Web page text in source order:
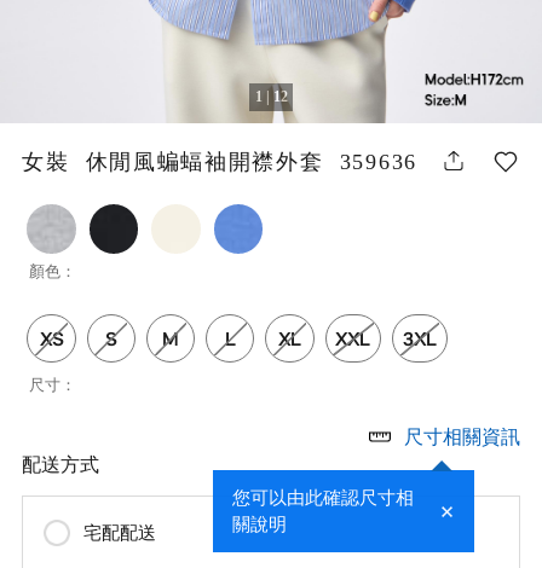
1 | 12
女裝 休閒風蝙蝠袖開襟外套 359636
顏色：
XS S M L XL XXL 3XL
尺寸：
尺寸相關資訊
您可以由此確認尺寸相
關說明
配送方式
宅配配送